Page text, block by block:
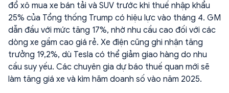
đổ xô mua xe bán tải và SUV trước khi thuế nhập khẩu
25% của Tổng thống Trump có hiệu lực vào tháng 4. GM
dẫn đầu với mức tăng 17%, nhờ nhu cầu cao đối với các
dòng xe gầm cao giá rẻ. Xe điện cũng ghi nhận tăng
trưởng 19,2%, dù Tesla có thể giảm giao hàng do nhu
cầu suy yếu. Các chuyên gia dự báo thuế quan mới sẽ
làm tăng giá xe và kìm hãm doanh số vào năm 2025.